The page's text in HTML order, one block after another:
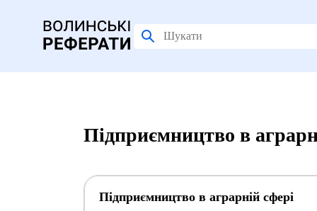
Підприємництво в
Підприємництво в аграрній сфері